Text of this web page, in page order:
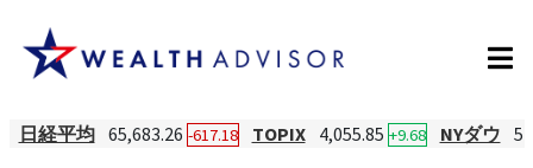
日経平均 65,683.26 -617.18 TOPIX 4,055.85 +9.68 NYダウ